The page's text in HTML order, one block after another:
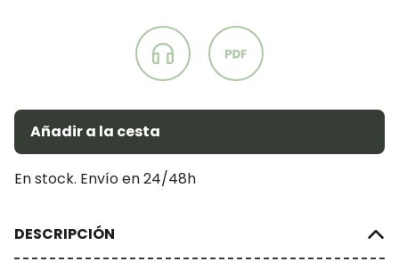
Añadir a la cesta
En stock. Envío en 24/48h
DESCRIPCIÓN